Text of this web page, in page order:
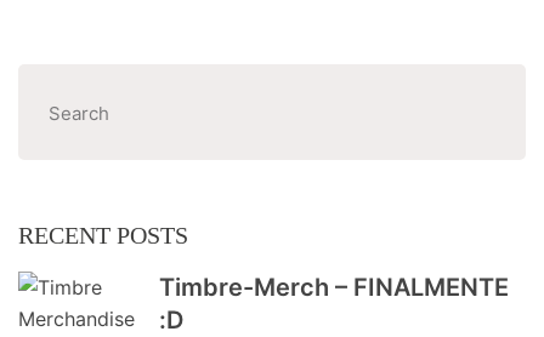
RECENT POSTS
Timbre-Merch – FINALMENTE
:D